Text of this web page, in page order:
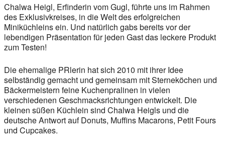
Chalwa Heigl, Erfinderin vom Gugl, führte uns im Rahmen
des Exklusivkreises, in die Welt des erfolgreichen
Miniküchleins ein. Und natürlich gabs bereits vor der
lebendigen Präsentation für jeden Gast das leckere Produkt
zum Testen!
Die ehemalige PRlerin hat sich 2010 mit ihrer Idee
selbständig gemacht und gemeinsam mit Sterneköchen und
Bäckermeistern feine Kuchenpralinen in vielen
verschiedenen Geschmacksrichtungen entwickelt. Die
kleinen süßen Küchlein sind Chalwa Heigls und die
deutsche Antwort auf Donuts, Muffins Macarons, Petit Fours
und Cupcakes.